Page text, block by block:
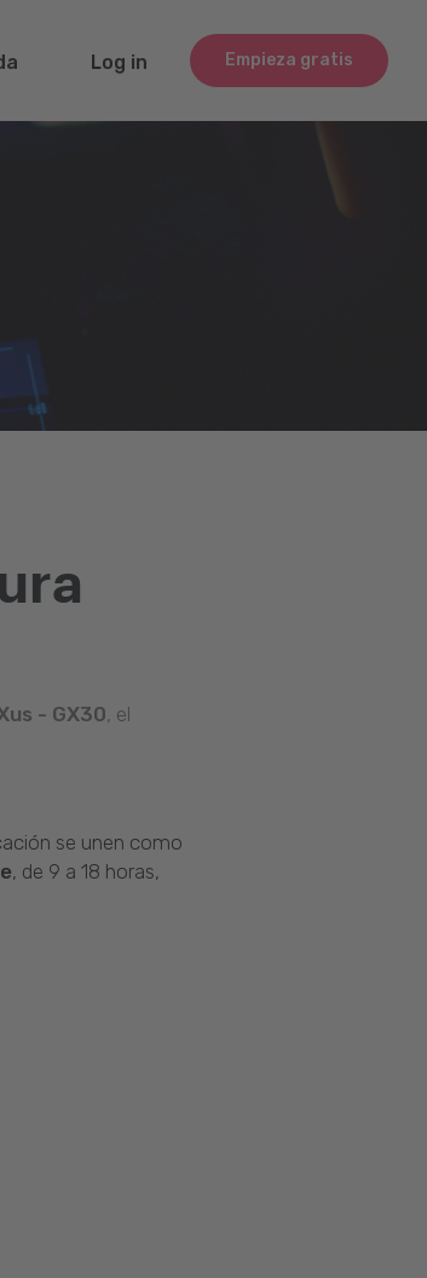
Empieza gratis
Log in
- GX30, el
se unen como
, de 9 a 18 horas,